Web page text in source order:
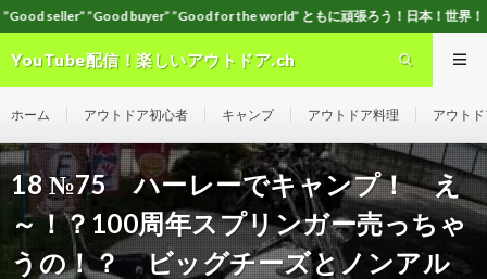
”Good for the world” ともに頑張ろう！日本！世界！
YouTube配信！楽しいアウトドア.ch
ホーム アウトドア初心者 キャンプ アウトドア料理 アウト
18 №75 ハーレーでキャンプ！ え
～！？100周年スプリンガー売っちゃ
うの！？ ビッグチーズとノンアル